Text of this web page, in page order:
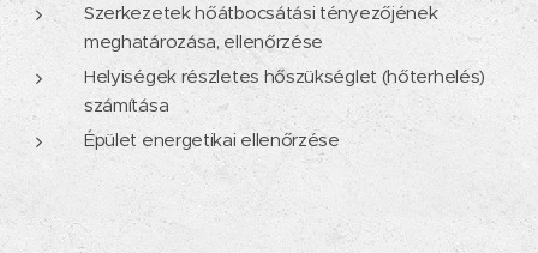
Szerkezetek hőátbocsátási tényezőjének
meghatározása, ellenőrzése
Helyiségek részletes hőszükséglet (hőterhelés)
számítása
Épület energetikai ellenőrzése